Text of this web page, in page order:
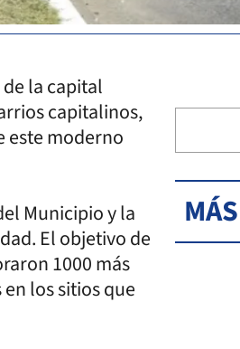
la capital
capitalinos,
este moderno
Municipio y la
El objetivo de
1000 más
los sitios que